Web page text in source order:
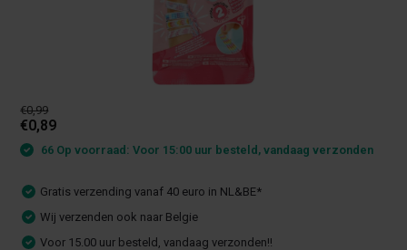
€0,99
€0,89
66 Op voorraad: Voor 15:00 uur besteld, vandaag verzonden
Gratis verzending vanaf 40 euro in NL&BE*
Wij verzenden ook naar Belgie
Voor 15.00 uur besteld, vandaag verzonden!!